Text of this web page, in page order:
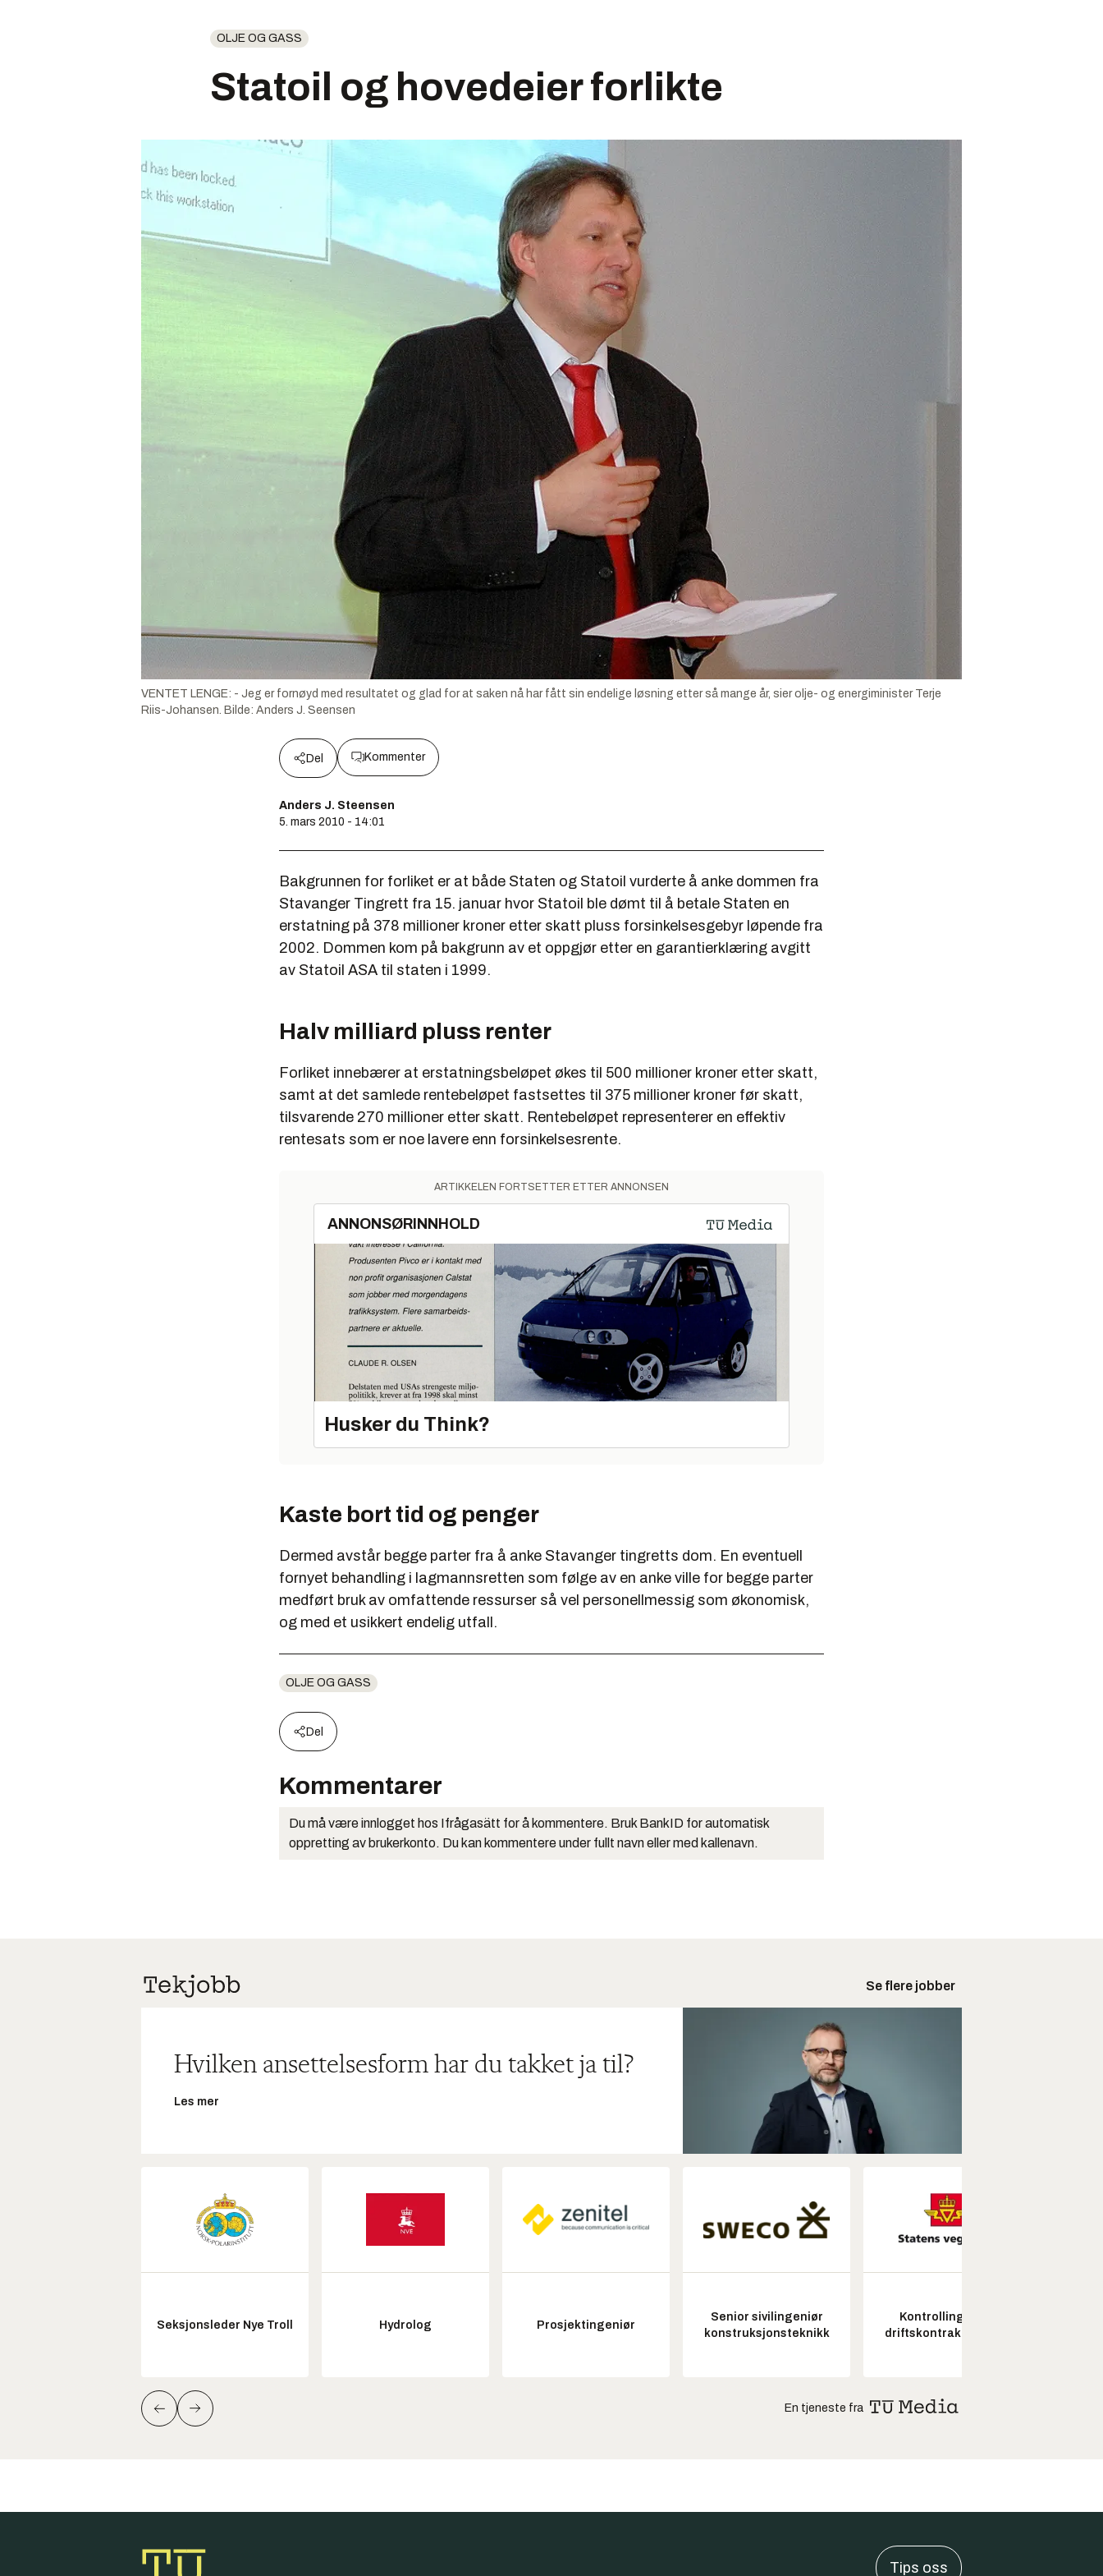
OLJE OG GASS
Statoil og hovedeier forlikte
VENTET LENGE: - Jeg er fornøyd med resultatet og glad for at saken nå har fått sin endelige løsning etter så mange år, sier olje- og energiminister Terje
Riis-Johansen. Bilde: Anders J. Seensen
Del Kommenter
Anders J. Steensen
5. mars 2010 - 14:01
Bakgrunnen for forliket er at både Staten og Statoil vurderte å anke dommen fra
Stavanger Tingrett fra 15. januar hvor Statoil ble dømt til å betale Staten en
erstatning på 378 millioner kroner etter skatt pluss forsinkelsesgebyr løpende fra
2002. Dommen kom på bakgrunn av et oppgjør etter en garantierklæring avgitt
av Statoil ASA til staten i 1999.
Halv milliard pluss renter
Forliket innebærer at erstatningsbeløpet økes til 500 millioner kroner etter skatt,
samt at det samlede rentebeløpet fastsettes til 375 millioner kroner før skatt,
tilsvarende 270 millioner etter skatt. Rentebeløpet representerer en effektiv
rentesats som er noe lavere enn forsinkelsesrente.
ARTIKKELEN FORTSETTER ETTER ANNONSEN
ANNONSØRINNHOLD
Husker du Think?
Kaste bort tid og penger
Dermed avstår begge parter fra å anke Stavanger tingretts dom. En eventuell
fornyet behandling i lagmannsretten som følge av en anke ville for begge parter
medført bruk av omfattende ressurser så vel personellmessig som økonomisk,
og med et usikkert endelig utfall.
OLJE OG GASS
Del
Kommentarer
Du må være innlogget hos Ifrågasätt for å kommentere. Bruk BankID for automatisk
oppretting av brukerkonto. Du kan kommentere under fullt navn eller med kallenavn.
Se flere jobber
Hvilken ansettelsesform har du takket ja til?
Les mer
Seksjonsleder Nye Troll Hydrolog Prosjektingeniør
Senior sivilingeniør
konstruksjonsteknikk
Kontrollingeniør
driftskontrakt elektro
En tjeneste fra
Tips oss